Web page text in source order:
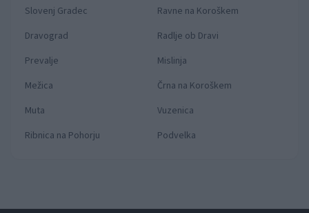
Slovenj Gradec
Ravne na Koroškem
Dravograd
Radlje ob Dravi
Prevalje
Mislinja
Mežica
Črna na Koroškem
Muta
Vuzenica
Ribnica na Pohorju
Podvelka